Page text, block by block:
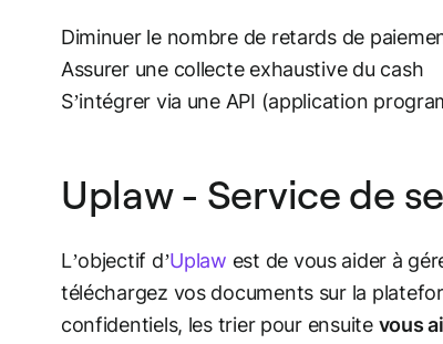
Diminuer le nombre de retards de
Assurer une collecte exhaustive du cash
S’intégrer via une API (application
Uplaw - Service de
L’objectif d’Uplaw est de vous aider à
téléchargez vos documents sur la
confidentiels, les trier pour ensuite vous